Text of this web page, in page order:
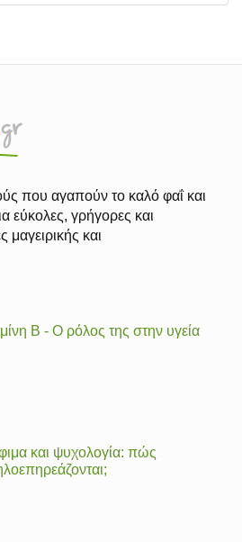
που αγαπούν το καλό φαΐ και
εύκολες, γρήγορες και
μαγειρικής και
Β - Ο ρόλος της στην υγεία
και ψυχολογία: πώς